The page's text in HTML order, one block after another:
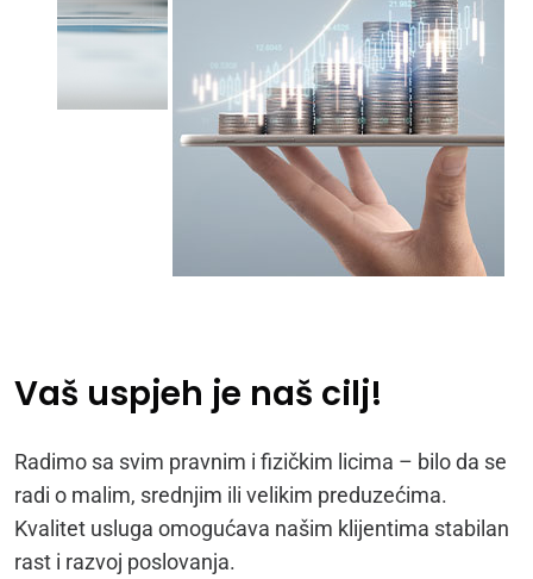
Vaš uspjeh je naš cilj!
Radimo sa svim pravnim i fizičkim licima – bilo da se
radi o malim, srednjim ili velikim preduzećima.
Kvalitet usluga omogućava našim klijentima stabilan
rast i razvoj poslovanja.